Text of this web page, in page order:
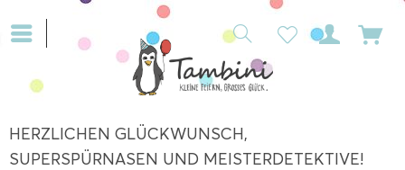
HERZLICHEN GLÜCKWUNSCH,
SUPERSPÜRNASEN UND MEISTERDETEKTIVE!